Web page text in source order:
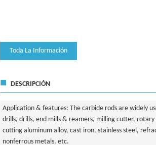
Toda La Información
■ DESCRIPCIÓN
Application & features: The carbide rods are widely
drills, drills, end mills & reamers, milling cutter,
cutting aluminum alloy, cast iron, stainless steel,
nonferrous metals, etc.